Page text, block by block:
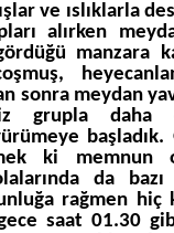
ve ıslıklarla
alırken
manzara
sonra meydan
grupla daha
ki memnun
da
rağmen hiç
saat 01.30